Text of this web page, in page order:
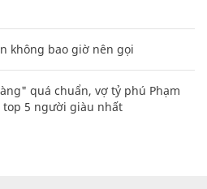
không bao giờ nên gọi
quá chuẩn, vợ tỷ phú Phạm
5 người giàu nhất